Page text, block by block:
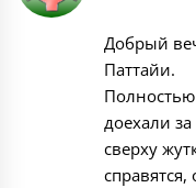
Добрый
Паттайи.
доехали
сверху